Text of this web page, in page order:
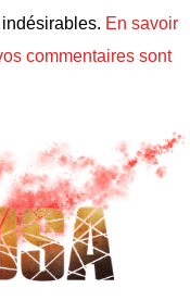
En savoir
commentaires sont